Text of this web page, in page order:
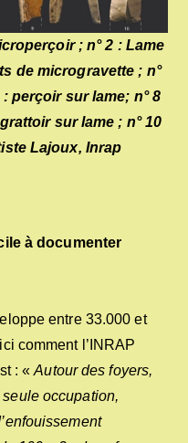
; n° 2 : Lame
de microgravette ; n°
perçoir sur lame; n° 8
sur lame ; n° 10
Lajoux, Inrap
à documenter
entre 33.000 et
comment l’INRAP
: «Autour des foyers,
occupation,